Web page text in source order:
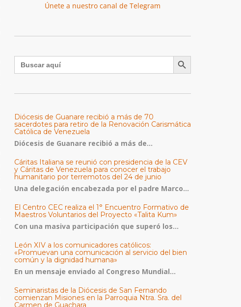
Únete a nuestro canal de Telegram
Buscar: Botón de búsqueda
Diócesis de Guanare recibió a más de 70
sacerdotes para retiro de la Renovación Carismática
Católica de Venezuela
Diócesis de Guanare recibió a más de...
Cáritas Italiana se reunió con presidencia de la CEV
y Cáritas de Venezuela para conocer el trabajo
humanitario por terremotos del 24 de junio
Una delegación encabezada por el padre Marco...
El Centro CEC realiza el 1° Encuentro Formativo de
Maestros Voluntarios del Proyecto «Talita Kum»
Con una masiva participación que superó los...
León XIV a los comunicadores católicos:
«Promuevan una comunicación al servicio del bien
común y la dignidad humana»
En un mensaje enviado al Congreso Mundial...
Seminaristas de la Diócesis de San Fernando
comienzan Misiones en la Parroquia Ntra. Sra. del
Carmen de Guachara